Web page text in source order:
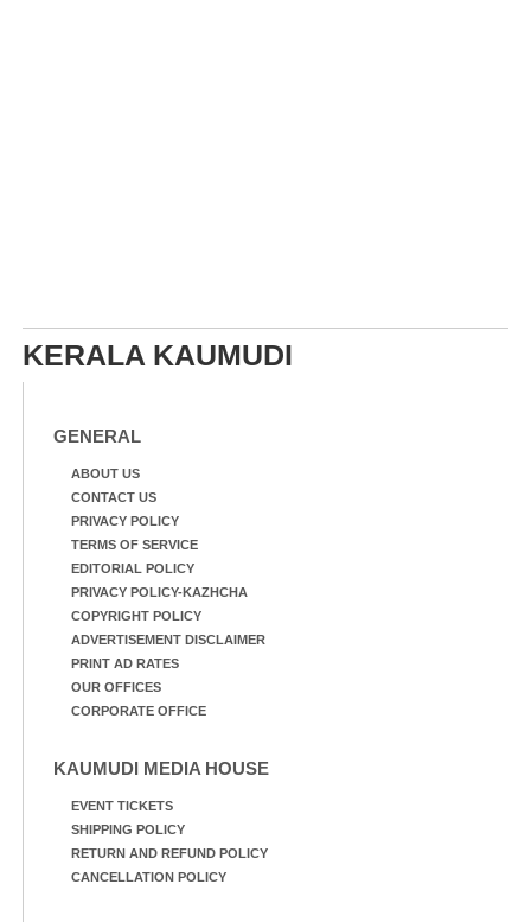
KERALA KAUMUDI
GENERAL
ABOUT US
CONTACT US
PRIVACY POLICY
TERMS OF SERVICE
EDITORIAL POLICY
PRIVACY POLICY-KAZHCHA
COPYRIGHT POLICY
ADVERTISEMENT DISCLAIMER
PRINT AD RATES
OUR OFFICES
CORPORATE OFFICE
KAUMUDI MEDIA HOUSE
EVENT TICKETS
SHIPPING POLICY
RETURN AND REFUND POLICY
CANCELLATION POLICY